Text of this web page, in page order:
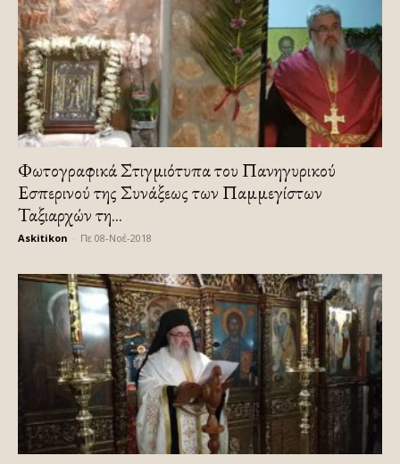
Φωτογραφικά Στιγμιότυπα του Πανηγυρικού
Εσπερινού της Συνάξεως των Παμμεγίστων
Ταξιαρχών τη...
Askitikon Πε 08-Νοέ-2018